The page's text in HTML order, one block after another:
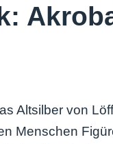
Altsilber von
Menschen